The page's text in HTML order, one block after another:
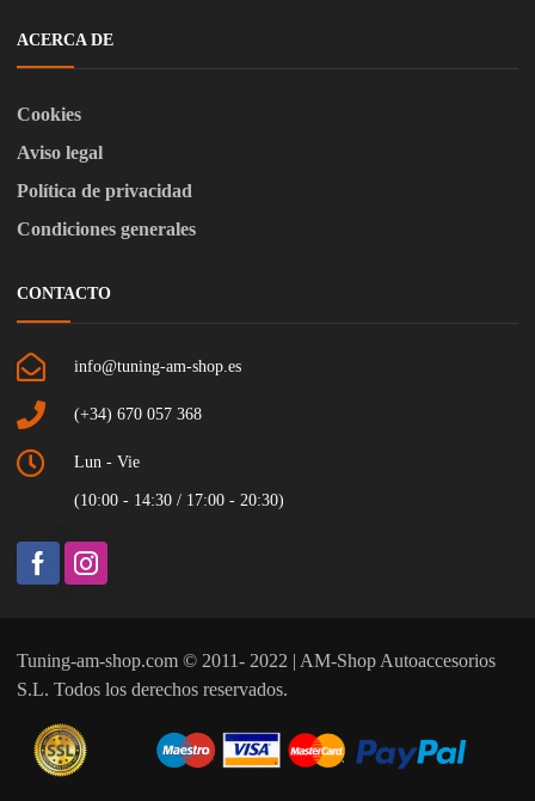
ACERCA DE
Cookies
Aviso legal
Política de privacidad
Condiciones generales
CONTACTO
info@tuning-am-shop.es
(+34) 670 057 368
Lun - Vie
(10:00 - 14:30 / 17:00 - 20:30)
Tuning-am-shop.com © 2011- 2022 | AM-Shop Autoaccesorios
S.L. Todos los derechos reservados.